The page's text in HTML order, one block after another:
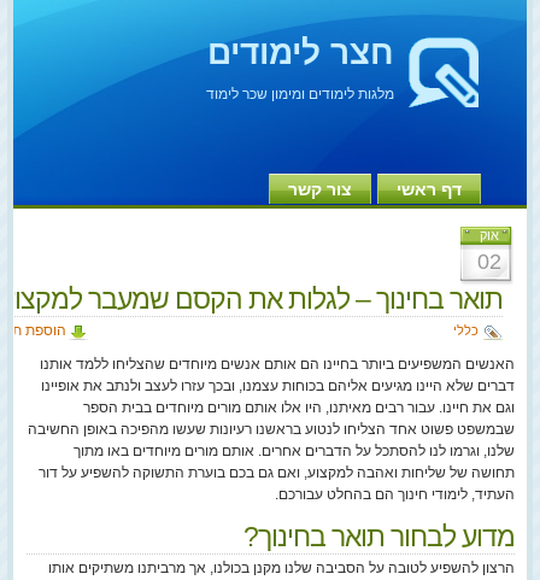
חצר לימודים
מלגות לימודים ומימון שכר לימוד
דף ראשי צור קשר
אוק
02
תואר בחינוך – לגלות את הקסם שמעבר למקצוע
כללי
הוספת
האנשים המשפיעים ביותר בחיינו הם אותם אנשים מיוחדים שהצליחו ללמד אותנו
דברים שלא היינו מגיעים אליהם בכוחות עצמנו, ובכך עזרו לעצב ולנתב את אופיינו
וגם את חיינו. עבור רבים מאיתנו, היו אלו אותם מורים מיוחדים בבית הספר
שבמשפט פשוט אחד הצליחו לנטוע בראשנו רעיונות שעשו מהפיכה באופן החשיבה
שלנו, וגרמו לנו להסתכל על הדברים אחרים. אותם מורים מיוחדים באו מתוך
תחושה של שליחות ואהבה למקצוע, ואם גם בכם בוערת התשוקה להשפיע על דור
העתיד, לימודי חינוך הם בהחלט עבורכם.
מדוע לבחור תואר בחינוך?
הרצון להשפיע לטובה על הסביבה שלנו מקנן בכולנו, אך מרביתנו משתיקים אותו